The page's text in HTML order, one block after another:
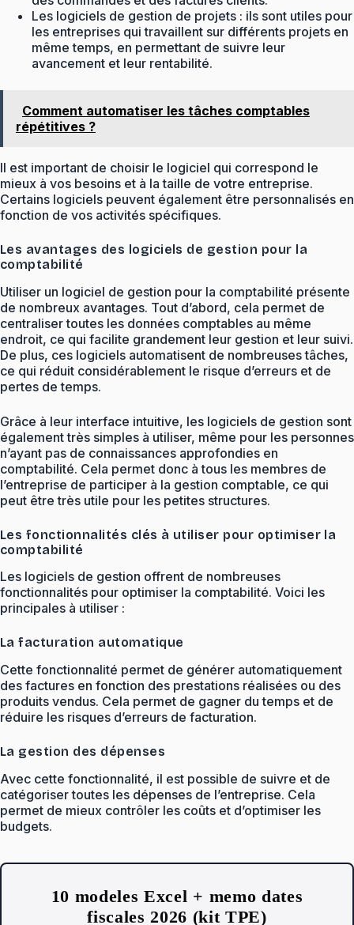
Les logiciels de gestion de projets : ils sont utiles pour
les entreprises qui travaillent sur différents projets en
même temps, en permettant de suivre leur
avancement et leur rentabilité.
Comment automatiser les tâches comptables
répétitives ?
Il est important de choisir le logiciel qui correspond le
mieux à vos besoins et à la taille de votre entreprise.
Certains logiciels peuvent également être personnalisés en
fonction de vos activités spécifiques.
Les avantages des logiciels de gestion pour la
comptabilité
Utiliser un logiciel de gestion pour la comptabilité présente
de nombreux avantages. Tout d’abord, cela permet de
centraliser toutes les données comptables au même
endroit, ce qui facilite grandement leur gestion et leur suivi.
De plus, ces logiciels automatisent de nombreuses tâches,
ce qui réduit considérablement le risque d’erreurs et de
pertes de temps.
Grâce à leur interface intuitive, les logiciels de gestion sont
également très simples à utiliser, même pour les personnes
n’ayant pas de connaissances approfondies en
comptabilité. Cela permet donc à tous les membres de
l’entreprise de participer à la gestion comptable, ce qui
peut être très utile pour les petites structures.
Les fonctionnalités clés à utiliser pour optimiser la
comptabilité
Les logiciels de gestion offrent de nombreuses
fonctionnalités pour optimiser la comptabilité. Voici les
principales à utiliser :
La facturation automatique
Cette fonctionnalité permet de générer automatiquement
des factures en fonction des prestations réalisées ou des
produits vendus. Cela permet de gagner du temps et de
réduire les risques d’erreurs de facturation.
La gestion des dépenses
Avec cette fonctionnalité, il est possible de suivre et de
catégoriser toutes les dépenses de l’entreprise. Cela
permet de mieux contrôler les coûts et d’optimiser les
budgets.
10 modeles Excel + memo dates
fiscales 2026 (kit TPE)